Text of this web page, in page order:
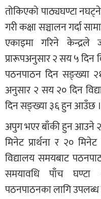
तोकिएको पाठ्यघण्टा
गरी कक्षा सञ्चालन गर्दा
एकाइमा गरिने केन्द्रले
प्रारूपअनुसार २ सय ५ दिन
पठनपाठन दिन सङ्ख्या
अनुसार २ सय २० दिन
दिन सङ्ख्या ३६ हुन आउँछ ।
अपुग भएर बाँकी हुन आउने
मिनेट प्रार्थना र २०
विद्यालय समयबाट
समयावधि पाँच घण्टा
पठनपाठनका लागि